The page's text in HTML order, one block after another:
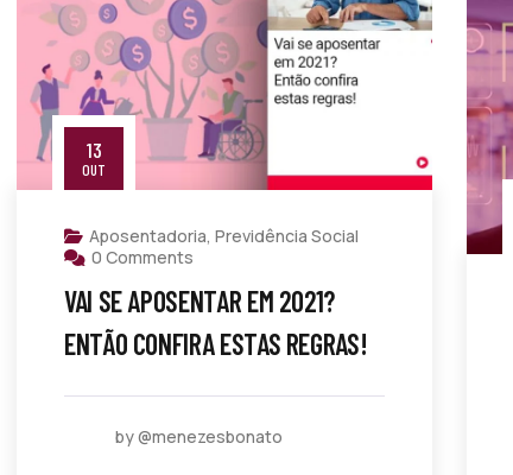
13
OUT
Aposentadoria, Previdência Social
0 Comments
VAI SE APOSENTAR EM 2021?
ENTÃO CONFIRA ESTAS REGRAS!
by @menezesbonato